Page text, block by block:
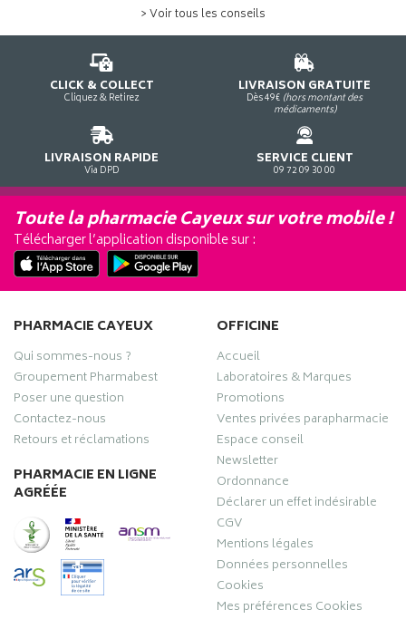
> Voir tous les conseils
CLICK & COLLECT
Cliquez & Retirez
LIVRAISON GRATUITE
Dès 49€ (hors montant des
médicaments)
LIVRAISON RAPIDE
Via DPD
SERVICE CLIENT
09 72 09 30 00
Toute la pharmacie Cayeux sur votre mobile !
Télécharger l’application disponible sur :
PHARMACIE CAYEUX
Qui sommes-nous ?
Groupement Pharmabest
Poser une question
Contactez-nous
Retours et réclamations
PHARMACIE EN LIGNE
AGRÉÉE
OFFICINE
Accueil
Laboratoires & Marques
Promotions
Ventes privées parapharmacie
Espace conseil
Newsletter
Ordonnance
Déclarer un effet indésirable
CGV
Mentions légales
Données personnelles
Cookies
Mes préférences Cookies